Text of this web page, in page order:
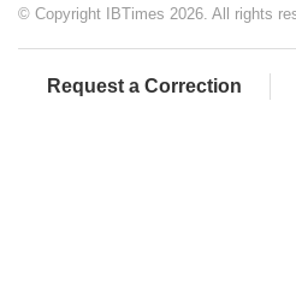
© Copyright IBTimes 2026. All rights
Request a Correction